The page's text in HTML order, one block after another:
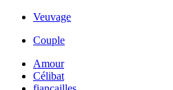
Veuvage
Couple
Amour
Célibat